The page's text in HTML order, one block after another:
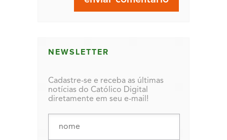
NEWSLETTER
Cadastre-se e receba as últimas
notícias do Católico Digital
diretamente em seu e-mail!